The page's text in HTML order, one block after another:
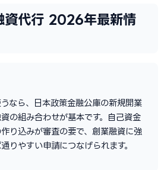
資代行 2026年最新情
なら、日本政策金融公庫の新規開業
の組み合わせが基本です。自己資金
り込みが審査の要で、創業融資に強
りやすい申請につなげられます。